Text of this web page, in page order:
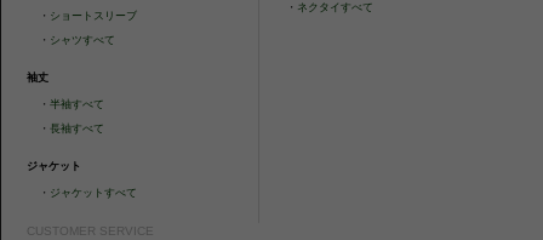
・ ショートスリーブ
・ シャツすべて
袖丈
・半袖すべて
・長袖すべて
ジャケット
・ ジャケットすべて
・ ネクタイすべて
CUSTOMER SERVICE